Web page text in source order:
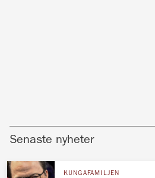
Senaste nyheter
KUNGAFAMILJEN